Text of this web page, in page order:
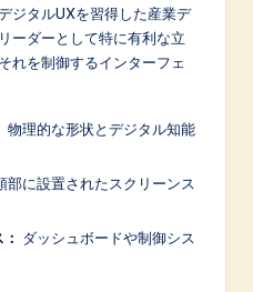
ジタルUXを習得した産業デ
ーダーとして特に有利な立
れを制御するインターフェ
物理的な形状とデジタル知能
部に設置されたスクリーンス
ダッシュボードや制御シス